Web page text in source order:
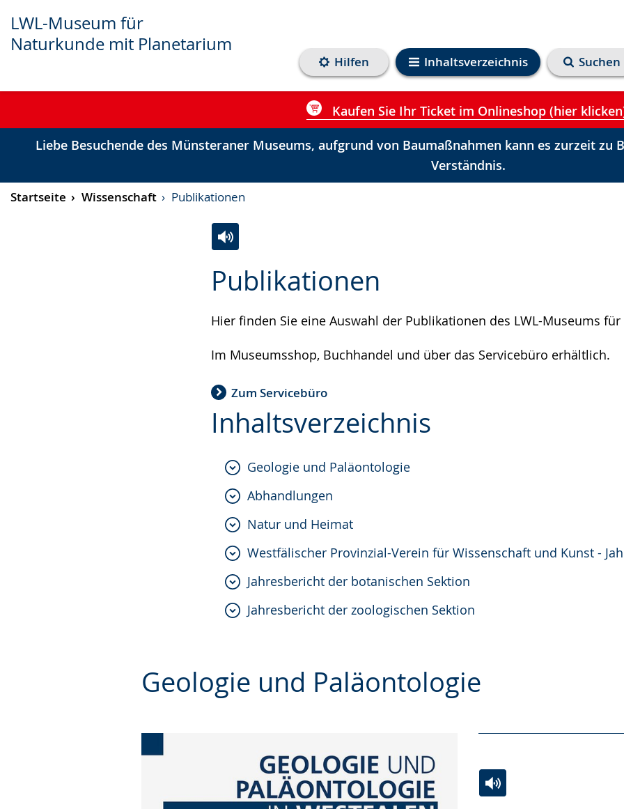
LWL-Museum für
Naturkunde mit Planetarium
Inhaltsverzeichnis
Hilfen Suchen
Kaufen Sie Ihr Ticket im Onlineshop (hier
Liebe Besuchende des Münsteraner Museums, aufgrund von Baumaßnahmen kann es zurzeit
Verständnis.
Startseite Wissenschaft Publikationen
Publikationen
Hier finden Sie eine Auswahl der Publikationen des LWL-Museums
Im Museumsshop, Buchhandel und über das Servicebüro erhältlich.
Zum Servicebüro
Leichten
wechseln.
Audio-
Video
Deutscher
wird
angezeigt.
Inhaltsverzeichnis
Geologie und Paläontologie
Abhandlungen
Natur und Heimat
Westfälischer Provinzial-Verein für Wissenschaft und Kunst -
Jahresbericht der botanischen Sektion
Jahresbericht der zoologischen Sektion
Geologie und Paläontologie